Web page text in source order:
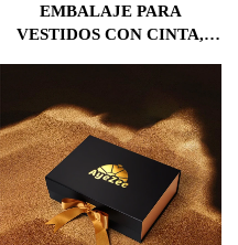
EMBALAJE PARA
VESTIDOS CON CINTA,
DE CARTÓN CON CIERRE
MAGNÉTICO CAJA DE
REGALO CON LOGO EN
FOIL